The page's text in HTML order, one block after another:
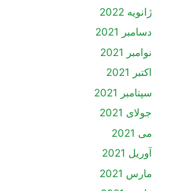
ژانویه 2022
دسامبر 2021
نوامبر 2021
اکتبر 2021
سپتامبر 2021
جولای 2021
می 2021
آوریل 2021
مارس 2021